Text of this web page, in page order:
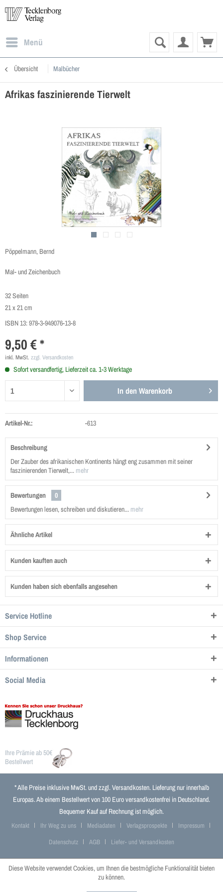
Menü
Übersicht Malbücher
Afrikas faszinierende Tierwelt
Pöppelmann, Bernd
Mal- und Zeichenbuch
32 Seiten
21 x 21 cm
ISBN 13:978-3-949076-13-8
9,50 € *
inkl. MwSt. zzgl. Versandkosten
Sofort versandfertig, Lieferzeit ca. 1-3 Werktage
In den Warenkorb
Artikel-Nr.: -613
Beschreibung
Der Zauber des afrikanischen Kontinents hängt eng zusammen mit seiner
faszinierenden Tierwelt,... mehr
Bewertungen
0
Bewertungen lesen, schreiben und diskutieren... mehr
Ähnliche Artikel
Kunden kauften auch
Kunden haben sich ebenfalls angesehen
Service Hotline
Shop Service
Informationen
Social Media
Ihre Prämie ab 50€
Bestellwert
* Alle Preise inklusive MwSt. und zzgl.Versandkosten. Lieferung nur innerhalb
Europas. Ab einem Bestellwert von 100 Euro versandkostenfrei in Deutschland.
Bequemer Kauf auf Rechnung ist möglich.
Kontakt Ihr Weg zu uns Mediadaten Verlagsprospekte
Impressum
Datenschutz
AGB Liefer- und Versandkosten
Diese Website verwendet Cookies, um Ihnen die bestmögliche Funktionalität bieten
zu können.